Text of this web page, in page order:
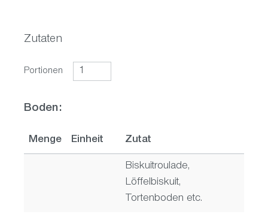
Zutaten
Portionen
Boden:
Menge Einheit Zutat
Biskuitroulade,
Löffelbiskuit,
Tortenboden etc.